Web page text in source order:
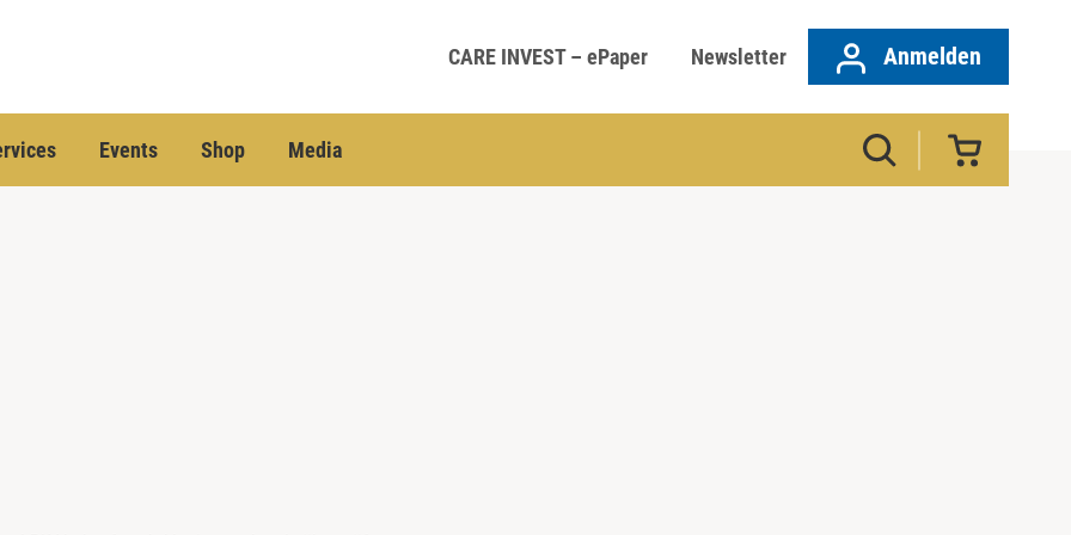
CARE INVEST – ePaper Newsletter Anmelden
Events Shop Media